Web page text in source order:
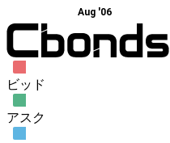
Aug '06
ビッド
アスク